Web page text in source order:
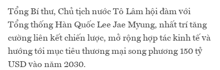
Tổng Bí thư, Chủ tịch nước Tô Lâm hội đàm với
Tổng thống Hàn Quốc Lee Jae Myung, nhất trí tăng
cường liên kết chiến lược, mở rộng hợp tác kinh tế và
hướng tới mục tiêu thương mại song phương 150 tỷ
USD vào năm 2030.